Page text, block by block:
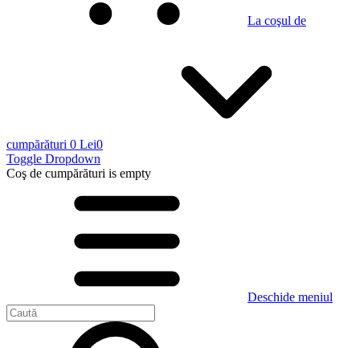
La coşul de
cumpărături 0 Lei0
Toggle Dropdown
Coş de cumpărături is empty
Deschide meniul